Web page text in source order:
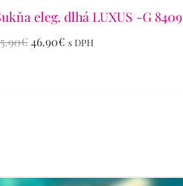
eleg. dlhá LUXUS -G 8409
€ 46.90€ s DPH